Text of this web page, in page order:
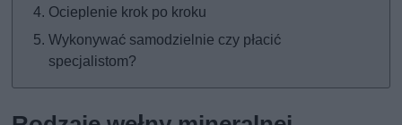
Ocieplenie krok po kroku
Wykonywać samodzielnie czy płacić
specjalistom?